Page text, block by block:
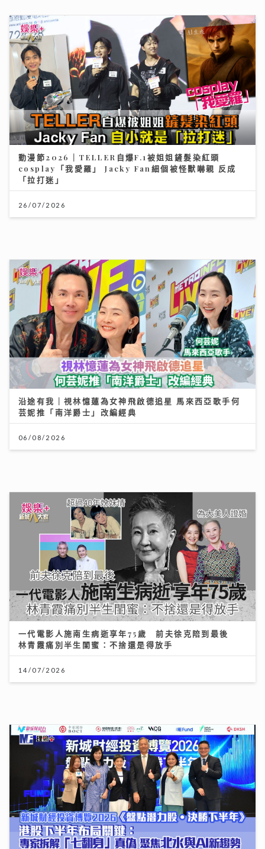
動漫節2026｜TELLER自爆F.1被姐姐鏟髮染紅頭
cosplay「我愛羅」 Jacky Fan細個被怪獸嚇親 反成
「拉打迷」
26/07/2026
沿途有我｜視林憶蓮為女神飛啟德追星 馬來西亞歌手何
芸妮推「南洋爵士」改編經典
06/08/2026
港股下半年布局關鍵：專家拆解「七翻身」真偽 聚焦北
水與AI新趨勢